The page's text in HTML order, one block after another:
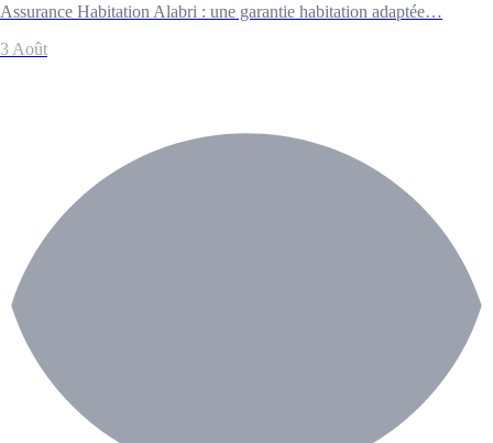
Assurance Habitation Alabri : une garantie habitation adaptée…
3 Août